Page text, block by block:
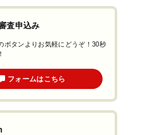
査申込み
ボタンよりお気軽にどうぞ！30秒
フォームはこちら